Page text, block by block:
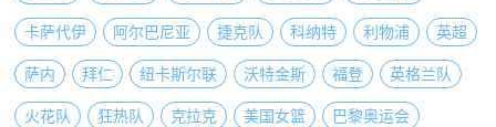
卡萨代伊 阿尔巴尼亚 捷克队 科纳特 利物浦 英超
萨内 拜仁 纽卡斯尔联 沃特金斯 福登 英格兰队
火花队 狂热队 克拉克 美国女篮 巴黎奥运会